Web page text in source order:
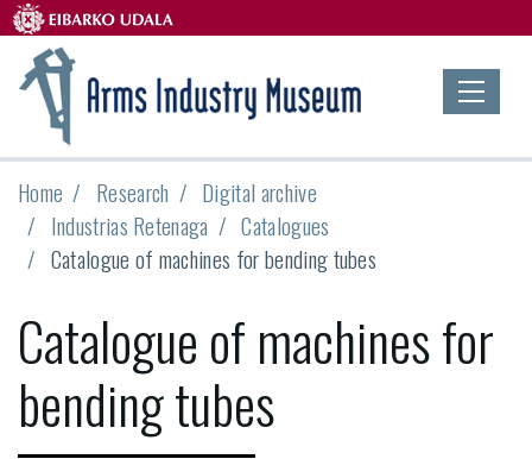
Home Research
Digital archive
Industrias Retenaga
Catalogues
Catalogue of machines for bending tubes
Catalogue of machines for
bending tubes